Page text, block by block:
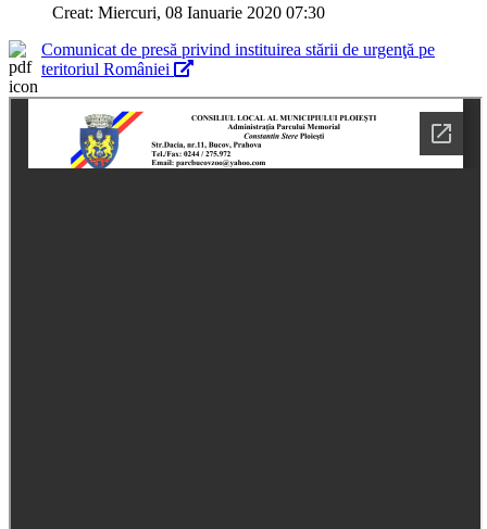
Creat: Miercuri, 08 Ianuarie 2020 07:30
Comunicat de presă privind instituirea stării de urgenţă pe
teritoriul României